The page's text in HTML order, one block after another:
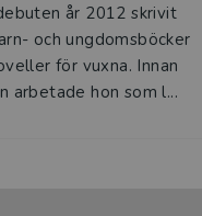
år 2012 skrivit
och ungdomsböcker
för vuxna. Innan
arbetade hon som l...